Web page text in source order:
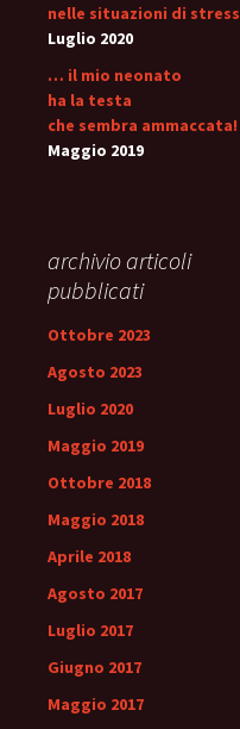
nelle situazioni di stress
Luglio 2020
… il mio neonato
ha la testa
che sembra ammaccata!
Maggio 2019
archivio articoli
pubblicati
Ottobre 2023
Agosto 2023
Luglio 2020
Maggio 2019
Ottobre 2018
Maggio 2018
Aprile 2018
Agosto 2017
Luglio 2017
Giugno 2017
Maggio 2017